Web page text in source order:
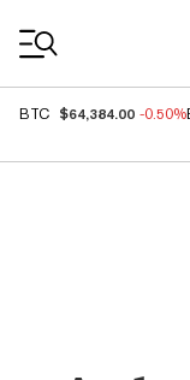
BTC $64,384.00 -0.50%